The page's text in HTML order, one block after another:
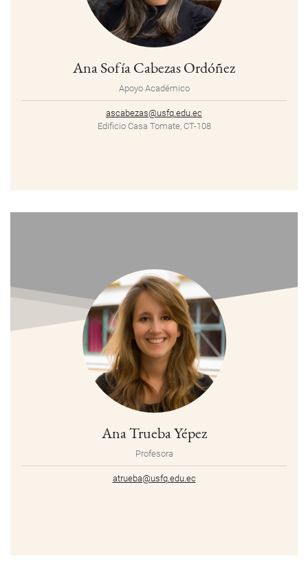
Ana Sofía Cabezas Ordóñez
Apoyo Académico
ascabezas@usfq.edu.ec
Edificio Casa Tomate, CT-108
Ana Trueba Yépez
Profesora
atrueba@usfq.edu.ec